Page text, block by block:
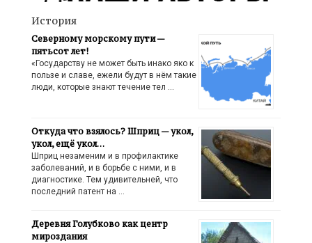
История
Северному морскому пути —
пятьсот лет!
«Государству не может быть инако яко к
пользе и славе, ежели будут в нём такие
люди, которые знают течение тел …
Откуда что взялось? Шприц — укол,
укол, ещё укол…
Шприц незаменим и в профилактике
заболеваний, и в борьбе с ними, и в
диагностике. Тем удивительней, что
последний патент на …
Деревня Голубково как центр
мироздания